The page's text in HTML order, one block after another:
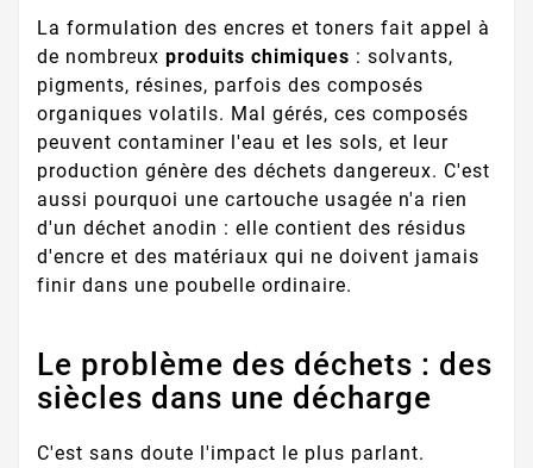
La formulation des encres et toners fait appel à
de nombreux produits chimiques : solvants,
pigments, résines, parfois des composés
organiques volatils. Mal gérés, ces composés
peuvent contaminer l'eau et les sols, et leur
production génère des déchets dangereux. C'est
aussi pourquoi une cartouche usagée n'a rien
d'un déchet anodin : elle contient des résidus
d'encre et des matériaux qui ne doivent jamais
finir dans une poubelle ordinaire.
Le problème des déchets : des
siècles dans une décharge
C'est sans doute l'impact le plus parlant.